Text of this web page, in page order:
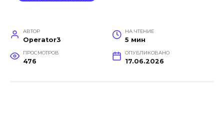
АВТОР
Operator3
НА ЧТЕНИЕ
5 мин
ПРОСМОТРОВ
476
ОПУБЛИКОВАНО
17.06.2026